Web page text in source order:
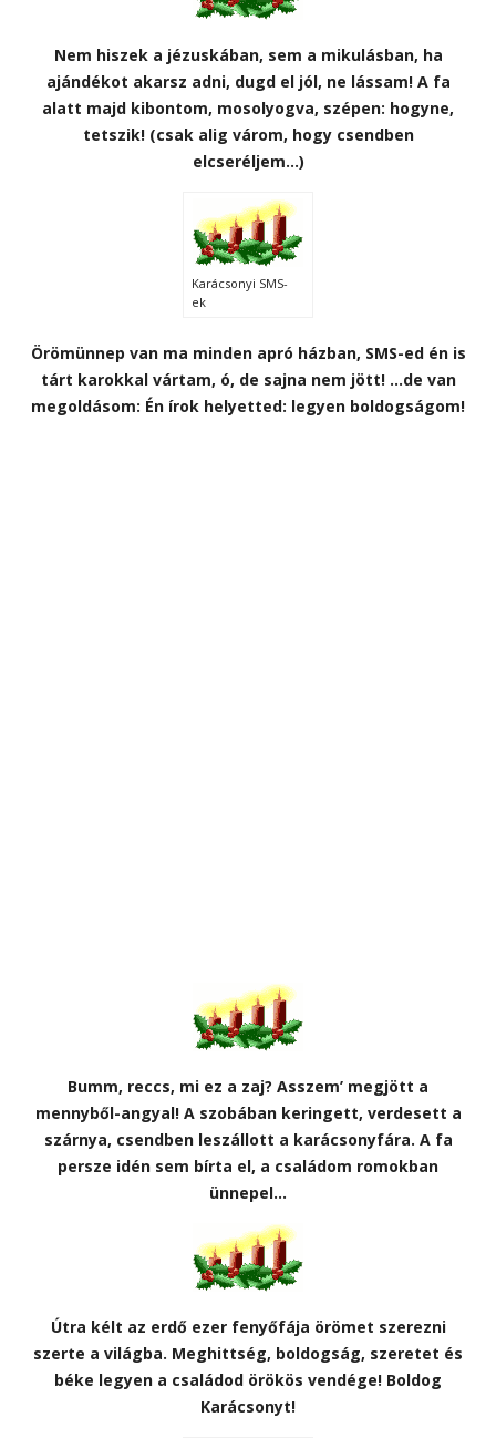
Nem hiszek a jézuskában, sem a mikulásban, ha
ajándékot akarsz adni, dugd el jól, ne lássam! A fa
alatt majd kibontom, mosolyogva, szépen: hogyne,
tetszik! (csak alig várom, hogy csendben
elcseréljem…)
Karácsonyi SMS-
ek
Örömünnep van ma minden apró házban, SMS-ed én is
tárt karokkal vártam, ó, de sajna nem jött! …de van
megoldásom: Én írok helyetted: legyen boldogságom!
Bumm, reccs, mi ez a zaj? Asszem’ megjött a
mennyből-angyal! A szobában keringett, verdesett a
szárnya, csendben leszállott a karácsonyfára. A fa
persze idén sem bírta el, a családom romokban
ünnepel…
Útra kélt az erdő ezer fenyőfája örömet szerezni
szerte a világba. Meghittség, boldogság, szeretet és
béke legyen a családod örökös vendége! Boldog
Karácsonyt!